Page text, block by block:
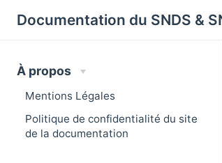
Documentation du SNDS &
À propos
Mentions Légales
Politique de confidentialité du site
de la documentation